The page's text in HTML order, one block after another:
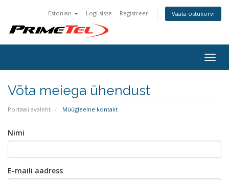
Estonian Logi sisse Registreeri Vaata ostukorvi
Võta meiega ühendust
Portaali avaleht Müügieelne kontakt
Nimi
E-maili aadress